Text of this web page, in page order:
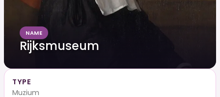
NAME
Rijksmuseum
TYPE
Muzium